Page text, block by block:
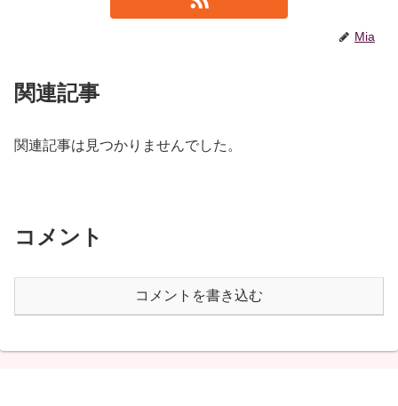
Mia
関連記事
関連記事は見つかりませんでした。
コメント
コメントを書き込む